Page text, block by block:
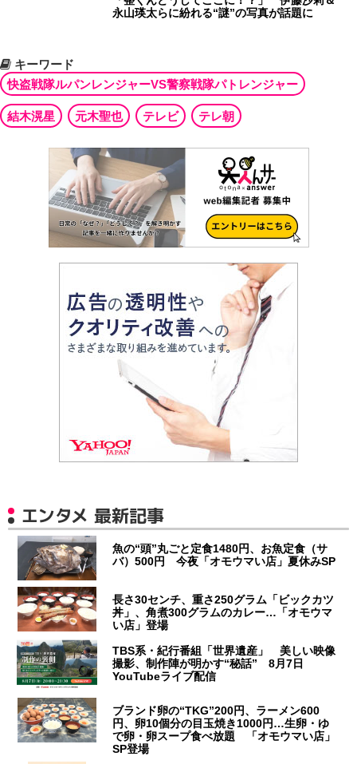
永山瑛太らに紛れる“謎”の写真が話題に
キーワード
快盗戦隊ルパンレンジャーVS警察戦隊パトレンジャー
結木滉星 元木聖也 テレビ テレ朝
エンタメ 最新記事
魚の“頭”丸ごと定食1480円、お魚定食（サ
バ）500円 今夜「オモウマい店」夏休みSP
長さ30センチ、重さ250グラム「ビックカツ
丼」、角煮300グラムのカレー…「オモウマ
い店」登場
TBS系・紀行番組「世界遺産」 美しい映像
撮影、制作陣が明かす“秘話” 8月7日
YouTubeライブ配信
ブランド卵の“TKG”200円、ラーメン600
円、卵10個分の目玉焼き1000円…生卵・ゆ
で卵・卵スープ食べ放題 「オモウマい店」
SP登場